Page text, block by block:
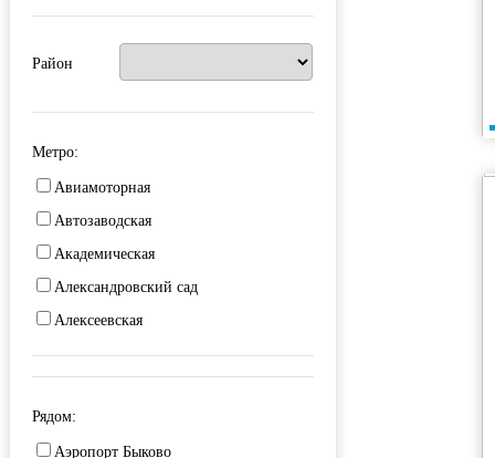
Район
Метро:
Авиамоторная
Автозаводская
Академическая
Александровский сад
Алексеевская
Алма-Атинская
Аминьевская
Андроновка
Рядом:
Аэропорт Быково